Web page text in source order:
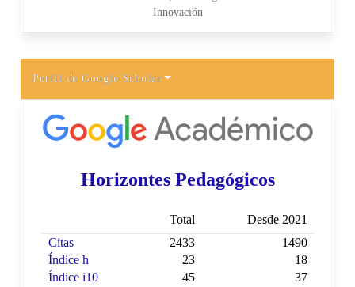
Perfil de Google Scholar